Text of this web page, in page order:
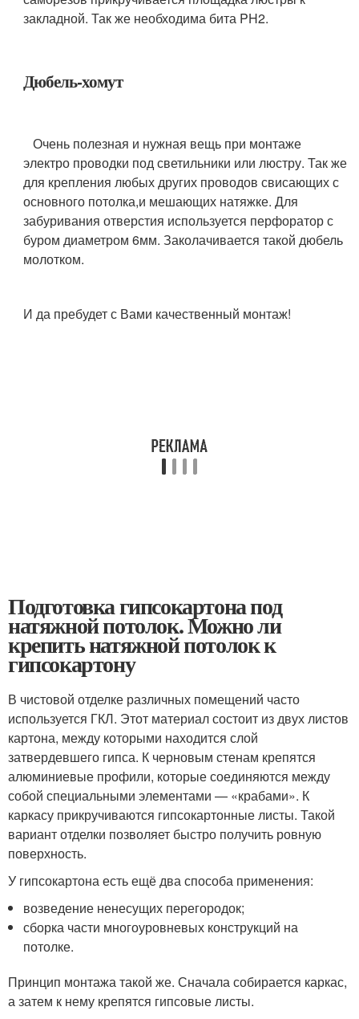
закладной. Так же необходима бита PH2.
Дюбель-хомут
Очень полезная и нужная вещь при монтаже
электро проводки под светильники или люстру. Так же
для крепления любых других проводов свисающих с
основного потолка,и мешающих натяжке. Для
забуривания отверстия используется перфоратор с
буром диаметром 6мм. Заколачивается такой дюбель
молотком.
И да пребудет с Вами качественный монтаж!
Подготовка гипсокартона под
натяжной потолок. Можно ли
крепить натяжной потолок к
гипсокартону
В чистовой отделке различных помещений часто
используется ГКЛ. Этот материал состоит из двух листов
картона, между которыми находится слой
затвердевшего гипса. К черновым стенам крепятся
алюминиевые профили, которые соединяются между
собой специальными элементами — «крабами». К
каркасу прикручиваются гипсокартонные листы. Такой
вариант отделки позволяет быстро получить ровную
поверхность.
У гипсокартона есть ещё два способа применения:
возведение ненесущих перегородок;
сборка части многоуровневых конструкций на
потолке.
Принцип монтажа такой же. Сначала собирается каркас,
а затем к нему крепятся гипсовые листы.